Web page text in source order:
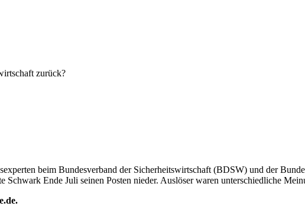
zurück?
beim Bundesverband der Sicherheitswirtschaft (BDSW) und der
Ende Juli seinen Posten nieder. Auslöser waren unterschiedliche